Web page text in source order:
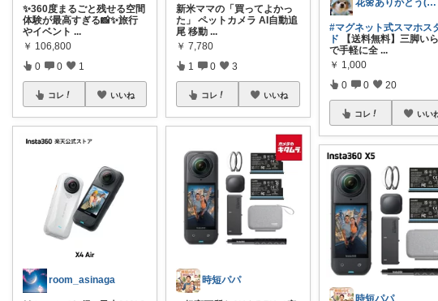
✨360度まるごと残せる空間
体験が最高すぎる📸✨旅行
やイベント ...
￥ 106,800
0 0 1
コレ いいね
room_asinaga
新米ママの「買ってよかっ
た」 ペットカメラ AI自動追
尾 移動 ...
￥ 7,780
1 0 3
コレ いいね
時短パパ
花🌼ありがとう(*･ω･)*_ _)ﾍ
#マグネット式スマホス
ド 【送料無料】三脚い
で手軽に全 ...
￥ 1,000
0 0 20
コレ いい
時短パパ